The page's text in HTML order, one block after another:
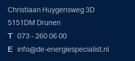
Christiaan Huygensweg 3D
5151DM Drunen
T 073 - 260 06 00
E info@de-energiespecialist.nl